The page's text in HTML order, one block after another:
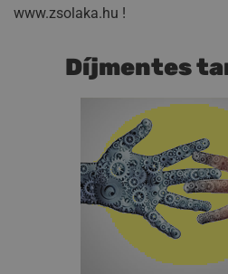
Díjmentes
www.zsolaka.hu !